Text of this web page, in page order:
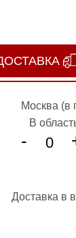
Москва (в
В
-
Доставка в